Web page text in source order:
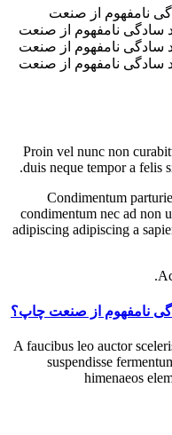
نامفهوم از صنعت
سادگی نامفهوم از صنعت
سادگی نامفهوم از صنعت
سادگی نامفهوم از صنعت
Proin vel nunc non
duis neque tempor a felis
Condimentum
condimentum nec ad non
adipiscing adipiscing a
نامفهوم از صنعت چاپ؟
A faucibus leo auctor
suspendisse
himenaeos